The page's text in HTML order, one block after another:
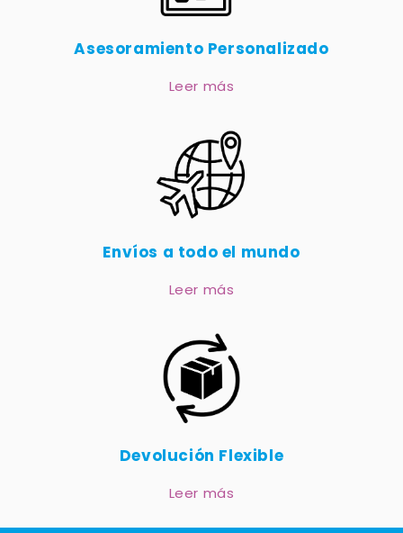
Asesoramiento Personalizado
Leer más
Envíos a todo el mundo
Leer más
Devolución Flexible
Leer más